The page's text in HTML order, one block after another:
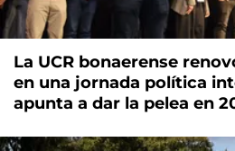
La UCR bonaerense
en una jornada política
apunta a dar la pelea en